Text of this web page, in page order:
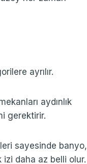
ayrılır.
aydınlık
gerektirir.
sayesinde banyo,
izi daha az belli olur.